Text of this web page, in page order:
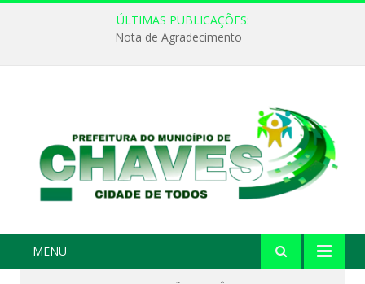
ÚLTIMAS PUBLICAÇÕES:
Nota de Agradecimento
MENU